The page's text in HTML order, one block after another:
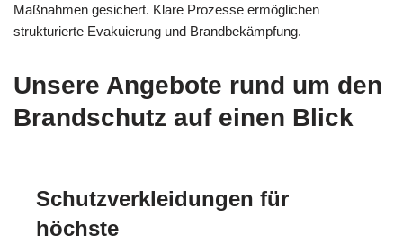
Maßnahmen gesichert. Klare Prozesse ermöglichen
strukturierte Evakuierung und Brandbekämpfung.
Unsere Angebote rund um den
Brandschutz auf einen Blick
Schutzverkleidungen für
höchste